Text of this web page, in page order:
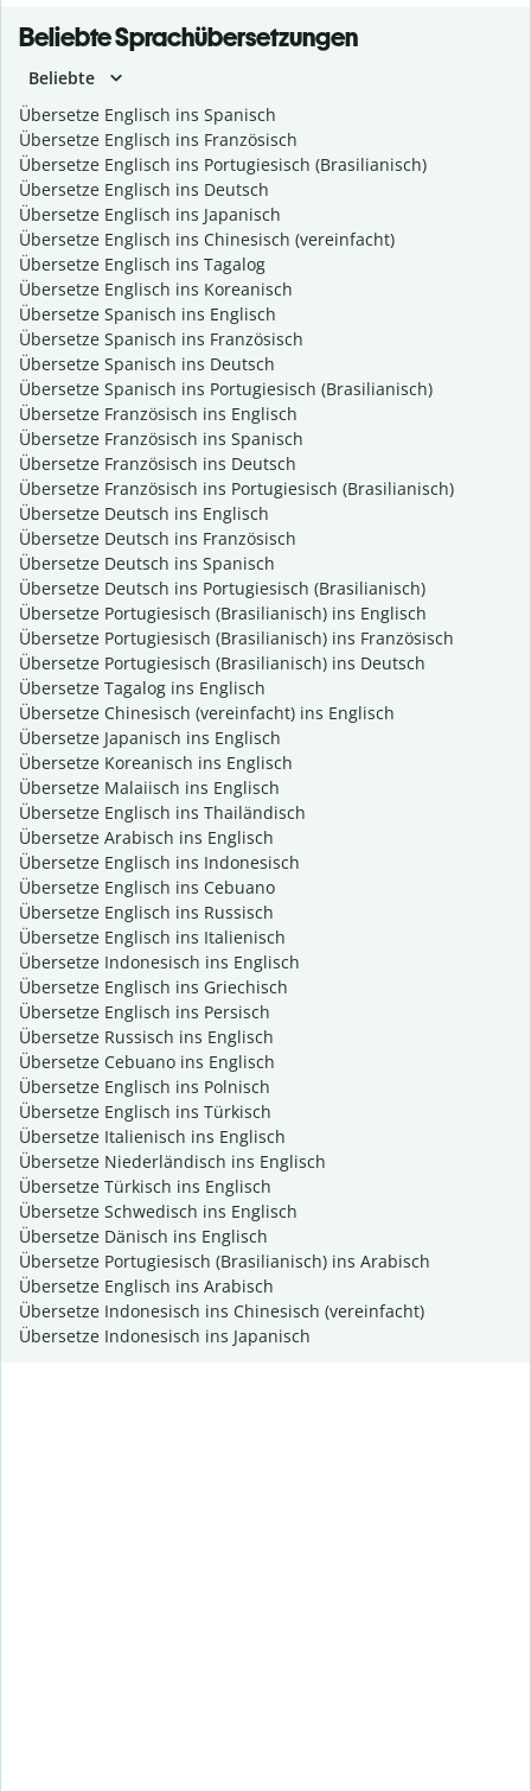
Beliebte Sprachübersetzungen
Beliebte
Übersetze Englisch ins Spanisch
Übersetze Englisch ins Französisch
Übersetze Englisch ins Portugiesisch (Brasilianisch)
Übersetze Englisch ins Deutsch
Übersetze Englisch ins Japanisch
Übersetze Englisch ins Chinesisch (vereinfacht)
Übersetze Englisch ins Tagalog
Übersetze Englisch ins Koreanisch
Übersetze Spanisch ins Englisch
Übersetze Spanisch ins Französisch
Übersetze Spanisch ins Deutsch
Übersetze Spanisch ins Portugiesisch (Brasilianisch)
Übersetze Französisch ins Englisch
Übersetze Französisch ins Spanisch
Übersetze Französisch ins Deutsch
Übersetze Französisch ins Portugiesisch (Brasilianisch)
Übersetze Deutsch ins Englisch
Übersetze Deutsch ins Französisch
Übersetze Deutsch ins Spanisch
Übersetze Deutsch ins Portugiesisch (Brasilianisch)
Übersetze Portugiesisch (Brasilianisch) ins Englisch
Übersetze Portugiesisch (Brasilianisch) ins Französisch
Übersetze Portugiesisch (Brasilianisch) ins Deutsch
Übersetze Tagalog ins Englisch
Übersetze Chinesisch (vereinfacht) ins Englisch
Übersetze Japanisch ins Englisch
Übersetze Koreanisch ins Englisch
Übersetze Malaiisch ins Englisch
Übersetze Englisch ins Thailändisch
Übersetze Arabisch ins Englisch
Übersetze Englisch ins Indonesisch
Übersetze Englisch ins Cebuano
Übersetze Englisch ins Russisch
Übersetze Englisch ins Italienisch
Übersetze Indonesisch ins Englisch
Übersetze Englisch ins Griechisch
Übersetze Englisch ins Persisch
Übersetze Russisch ins Englisch
Übersetze Cebuano ins Englisch
Übersetze Englisch ins Polnisch
Übersetze Englisch ins Türkisch
Übersetze Italienisch ins Englisch
Übersetze Niederländisch ins Englisch
Übersetze Türkisch ins Englisch
Übersetze Schwedisch ins Englisch
Übersetze Dänisch ins Englisch
Übersetze Portugiesisch (Brasilianisch) ins Arabisch
Übersetze Englisch ins Arabisch
Übersetze Indonesisch ins Chinesisch (vereinfacht)
Übersetze Indonesisch ins Japanisch